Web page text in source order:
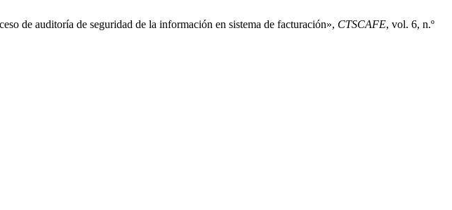
de auditoría de seguridad de la información en sistema de facturación», CTSCAFE, vol. 6, n.º